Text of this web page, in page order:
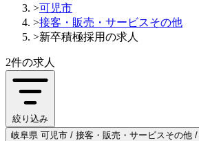
>可児市
>接客・販売・サービスその他
>新卒積極採用の求人
2件の求人
絞り込み
岐阜県 可児市 / 接客・販売・サービスその他